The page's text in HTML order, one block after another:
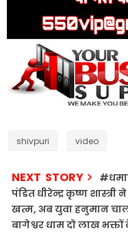
shivpuri video
NEXT STORY
पंडित धीरेन्द्र कृष्ण शास्त्री
खत्म, अब युवा हनुमान
बागेश्वर धाम दो लाख